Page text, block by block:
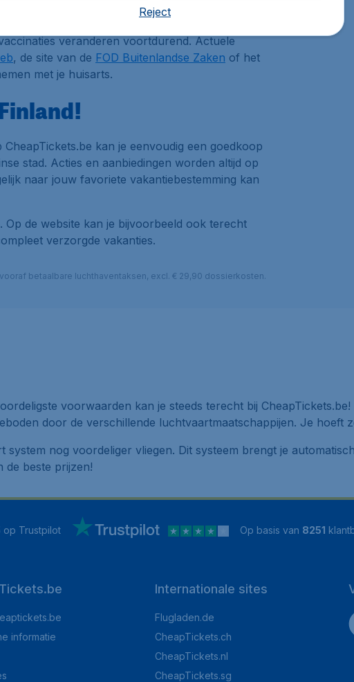
de site van de
visumcentraleof
benodigde en actuele informatie.
veranderen voortdurend. Actuele
, de site van de FOD Buitenlandse Zaken of het
met je huisarts.
kan je eenvoudig een goedkoop
stad. Acties en aanbiedingen worden altijd op
naar jouw favoriete vakantiebestemming kan
Op de website kan je bijvoorbeeld ook terecht
verzorgde vakanties.
betaalbare luchthaventaksen, excl. € 29,90 dossierkosten.
voorwaarden kan je steeds terecht bij
door de verschillende luchtvaartmaatschappijen. Je hoeft
nog voordeliger vliegen. Dit systeem brengt je
de beste prijzen!
op Trustpilot Op basis van 8251
informatie
Internationale sites
Flugladen.de
CheapTickets.ch
CheapTickets.nl
CheapTickets.sg
Reject